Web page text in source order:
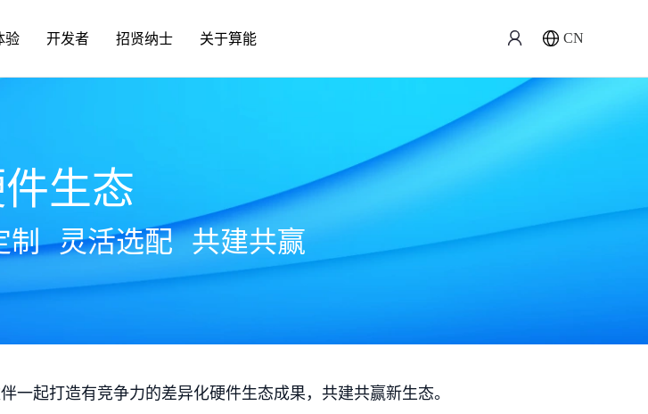
验 开发者 招贤纳士 关于算能 CN
生态
制 灵活选配 共建共赢
起打造有竞争力的差异化硬件生态成果，共建共赢新生态。